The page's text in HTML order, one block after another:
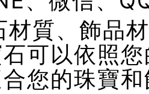
材質、飾品
可以依照
您的珠寶